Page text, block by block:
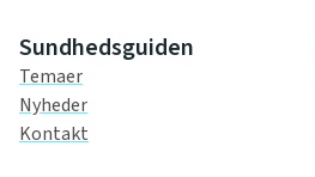
Sundhedsguiden
Temaer
Nyheder
Kontakt